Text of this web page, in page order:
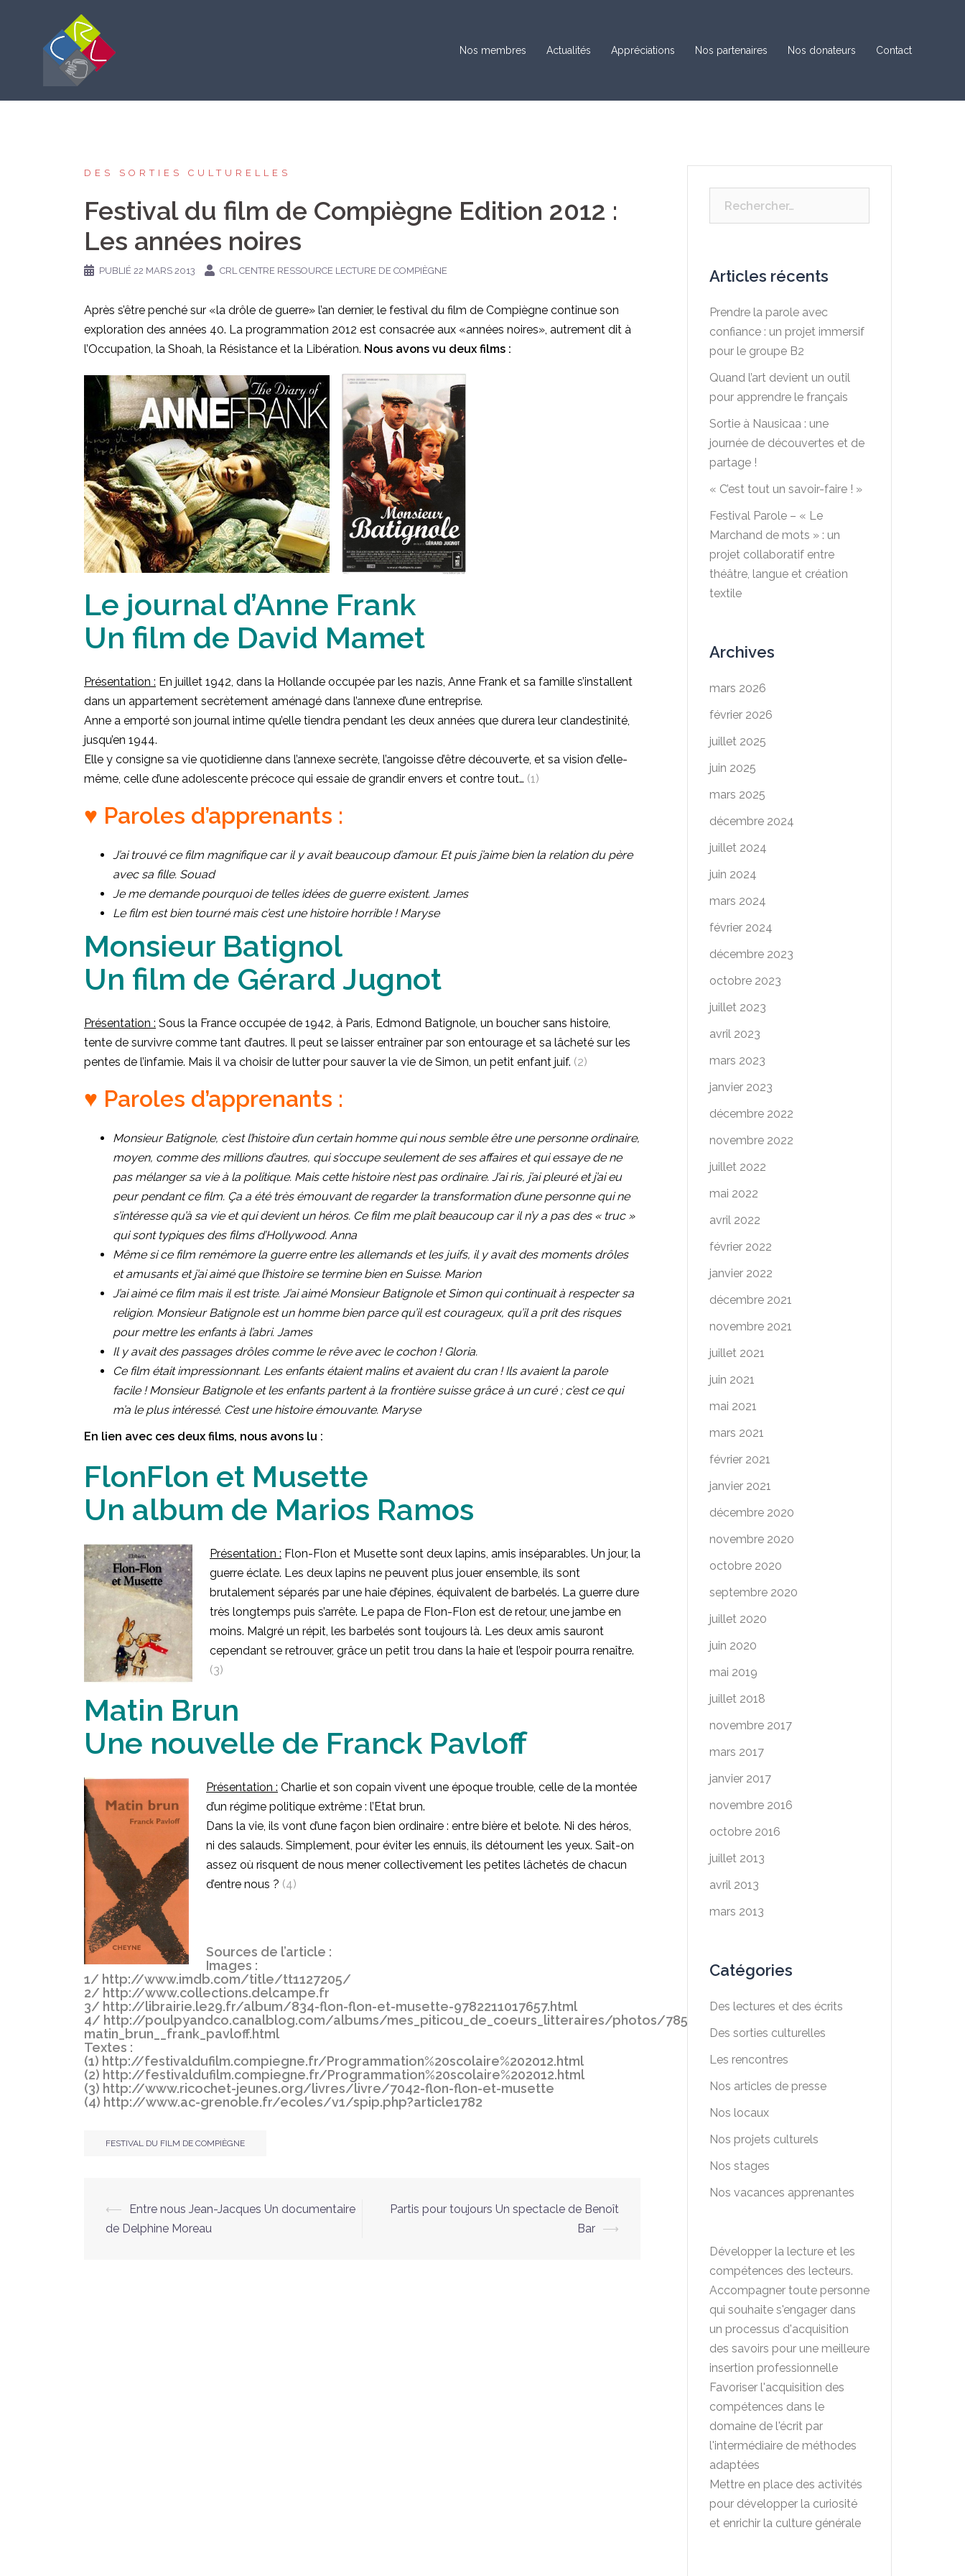
Nos membres Actualités Appréciations Nos partenaires Nos donateurs Contact
DES SORTIES CULTURELLES
Festival du film de Compiègne Edition 2012 :
Les années noires
PUBLIÉ 22 MARS 2013 CRL CENTRE RESSOURCE LECTURE DE COMPIÈGNE
Après s’être penché sur «la drôle de guerre» l’an dernier, le festival du film de Compiègne continue son
exploration des années 40. La programmation 2012 est consacrée aux «années noires», autrement dit à
l’Occupation, la Shoah, la Résistance et la Libération. Nous avons vu deux films :
Le journal d’Anne Frank
Un film de David Mamet
Présentation : En juillet 1942, dans la Hollande occupée par les nazis, Anne Frank et sa famille s’installent
dans un appartement secrètement aménagé dans l’annexe d’une entreprise.
Anne a emporté son journal intime qu’elle tiendra pendant les deux années que durera leur clandestinité,
jusqu’en 1944.
Elle y consigne sa vie quotidienne dans l’annexe secrète, l’angoisse d’être découverte, et sa vision d’elle-
même, celle d’une adolescente précoce qui essaie de grandir envers et contre tout… (1)
♥ Paroles d’apprenants :
J’ai trouvé ce film magnifique car il y avait beaucoup d’amour. Et puis j’aime bien la relation du père
avec sa fille. Souad
Je me demande pourquoi de telles idées de guerre existent. James
Le film est bien tourné mais c’est une histoire horrible ! Maryse
Monsieur Batignol
Un film de Gérard Jugnot
Présentation : Sous la France occupée de 1942, à Paris, Edmond Batignole, un boucher sans histoire,
tente de survivre comme tant d’autres. Il peut se laisser entraîner par son entourage et sa lâcheté sur les
pentes de l’infamie. Mais il va choisir de lutter pour sauver la vie de Simon, un petit enfant juif. (2)
♥ Paroles d’apprenants :
Monsieur Batignole, c’est l’histoire d’un certain homme qui nous semble être une personne ordinaire,
moyen, comme des millions d’autres, qui s’occupe seulement de ses affaires et qui essaye de ne
pas mélanger sa vie à la politique. Mais cette histoire n’est pas ordinaire. J’ai ris, j’ai pleuré et j’ai eu
peur pendant ce film. Ça a été très émouvant de regarder la transformation d’une personne qui ne
s’intéresse qu’à sa vie et qui devient un héros. Ce film me plaît beaucoup car il n’y a pas des « truc »
qui sont typiques des films d’Hollywood. Anna
Même si ce film remémore la guerre entre les allemands et les juifs, il y avait des moments drôles
et amusants et j’ai aimé que l’histoire se termine bien en Suisse. Marion
J’ai aimé ce film mais il est triste. J’ai aimé Monsieur Batignole et Simon qui continuait à respecter sa
religion. Monsieur Batignole est un homme bien parce qu’il est courageux, qu’il a prit des risques
pour mettre les enfants à l’abri. James
Il y avait des passages drôles comme le rêve avec le cochon ! Gloria.
Ce film était impressionnant. Les enfants étaient malins et avaient du cran ! Ils avaient la parole
facile ! Monsieur Batignole et les enfants partent à la frontière suisse grâce à un curé ; c’est ce qui
m’a le plus intéressé. C’est une histoire émouvante. Maryse
En lien avec ces deux films, nous avons lu :
FlonFlon et Musette
Un album de Marios Ramos
Présentation : Flon-Flon et Musette sont deux lapins, amis inséparables. Un jour, la
guerre éclate. Les deux lapins ne peuvent plus jouer ensemble, ils sont
brutalement séparés par une haie d’épines, équivalent de barbelés. La guerre dure
très longtemps puis s’arrête. Le papa de Flon-Flon est de retour, une jambe en
moins. Malgré un répit, les barbelés sont toujours là. Les deux amis sauront
cependant se retrouver, grâce un petit trou dans la haie et l’espoir pourra renaître.
(3)
Matin Brun
Une nouvelle de Franck Pavloff
Présentation : Charlie et son copain vivent une époque trouble, celle de la montée
d’un régime politique extrême : l’Etat brun.
Dans la vie, ils vont d’une façon bien ordinaire : entre bière et belote. Ni des héros,
ni des salauds. Simplement, pour éviter les ennuis, ils détournent les yeux. Sait-on
assez où risquent de nous mener collectivement les petites lâchetés de chacun
d’entre nous ? (4)
Sources de l’article :
Images :
1/ http://www.imdb.com/title/tt1127205/
2/ http://www.collections.delcampe.fr
3/ http://librairie.le29.fr/album/834-flon-flon-et-musette-9782211017657.html
4/ http://poulpyandco.canalblog.com/albums/mes_piticou_de_coeurs_litteraires/photos/7857132-
matin_brun__frank_pavloff.html
Textes :
(1) http://festivaldufilm.compiegne.fr/Programmation%20scolaire%202012.html
(2) http://festivaldufilm.compiegne.fr/Programmation%20scolaire%202012.html
(3) http://www.ricochet-jeunes.org/livres/livre/7042-flon-flon-et-musette
(4) http://www.ac-grenoble.fr/ecoles/v1/spip.php?article1782
FESTIVAL DU FILM DE COMPIÈGNE
Navigation
⟵
Entre nous Jean-Jacques Un documentaire
de Delphine Moreau
Partis pour toujours Un spectacle de Benoît
Bar ⟶
Articles récents
Prendre la parole avec
confiance : un projet immersif
pour le groupe B2
Quand l’art devient un outil
pour apprendre le français
Sortie à Nausicaa : une
journée de découvertes et de
partage !
« C’est tout un savoir-faire ! »
Festival Parole – « Le
Marchand de mots » : un
projet collaboratif entre
théâtre, langue et création
textile
Archives
mars 2026
février 2026
juillet 2025
juin 2025
mars 2025
décembre 2024
juillet 2024
juin 2024
mars 2024
février 2024
décembre 2023
octobre 2023
juillet 2023
avril 2023
mars 2023
janvier 2023
décembre 2022
novembre 2022
juillet 2022
mai 2022
avril 2022
février 2022
janvier 2022
décembre 2021
novembre 2021
juillet 2021
juin 2021
mai 2021
mars 2021
février 2021
janvier 2021
décembre 2020
novembre 2020
octobre 2020
septembre 2020
juillet 2020
juin 2020
mai 2019
juillet 2018
novembre 2017
mars 2017
janvier 2017
novembre 2016
octobre 2016
juillet 2013
avril 2013
mars 2013
Catégories
Des lectures et des écrits
Des sorties culturelles
Les rencontres
Nos articles de presse
Nos locaux
Nos projets culturels
Nos stages
Nos vacances apprenantes
Développer la lecture et les
compétences des lecteurs.
Accompagner toute personne
qui souhaite s'engager dans
un processus d'acquisition
des savoirs pour une meilleure
insertion professionnelle
Favoriser l'acquisition des
compétences dans le
domaine de l'écrit par
l'intermédiaire de méthodes
adaptées
Mettre en place des activités
pour développer la curiosité
et enrichir la culture générale